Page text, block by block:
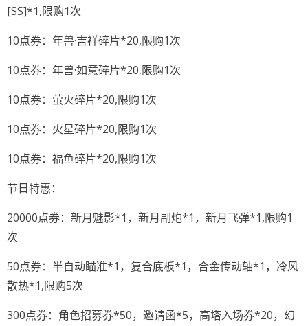
[SS]*1,限购1次
10点券：年兽·吉祥碎片*20,限购1次
10点券：年兽·如意碎片*20,限购1次
10点券：萤火碎片*20,限购1次
10点券：火星碎片*20,限购1次
10点券：福鱼碎片*20,限购1次
节日特惠：
20000点券：新月魅影*1，新月副炮*1，新月飞弹*1,限购1
次
50点券：半自动瞄准*1，复合底板*1，合金传动轴*1，冷风
散热*1,限购5次
300点券：角色招募券*50，邀请函*5，高塔入场券*20，幻